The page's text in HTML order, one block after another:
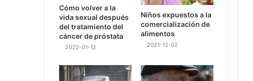
Cómo volver a la
vida sexual después
del tratamiento del
cáncer de próstata
2022-01-12
Niños expuestos a la
comercialización de
alimentos
2021-12-02